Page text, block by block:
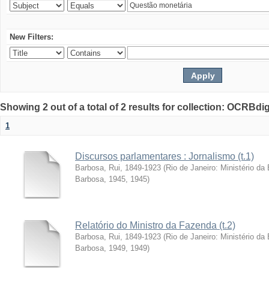
New Filters:
Showing 2 out of a total of 2 results for collection:
1
Discursos parlamentares : Jornalismo (t.1)
Barbosa, Rui, 1849-1923 (Rio de Janeiro: Ministério
Barbosa, 1945, 1945)
Relatório do Ministro da Fazenda (t.2)
Barbosa, Rui, 1849-1923 (Rio de Janeiro: Ministério
Barbosa, 1949, 1949)